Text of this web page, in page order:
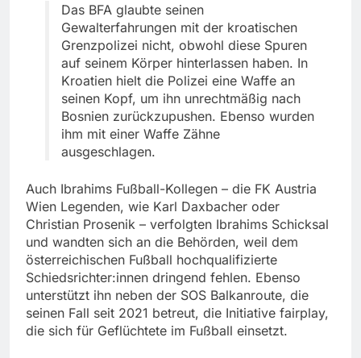
Das BFA glaubte seinen
Gewalterfahrungen mit der kroatischen
Grenzpolizei nicht, obwohl diese Spuren
auf seinem Körper hinterlassen haben. In
Kroatien hielt die Polizei eine Waffe an
seinen Kopf, um ihn unrechtmäßig nach
Bosnien zurückzupushen. Ebenso wurden
ihm mit einer Waffe Zähne
ausgeschlagen.
Auch Ibrahims Fußball-Kollegen – die FK Austria
Wien Legenden, wie Karl Daxbacher oder
Christian Prosenik – verfolgten Ibrahims Schicksal
und wandten sich an die Behörden, weil dem
österreichischen Fußball hochqualifizierte
Schiedsrichter:innen dringend fehlen. Ebenso
unterstützt ihn neben der SOS Balkanroute, die
seinen Fall seit 2021 betreut, die Initiative fairplay,
die sich für Geflüchtete im Fußball einsetzt.